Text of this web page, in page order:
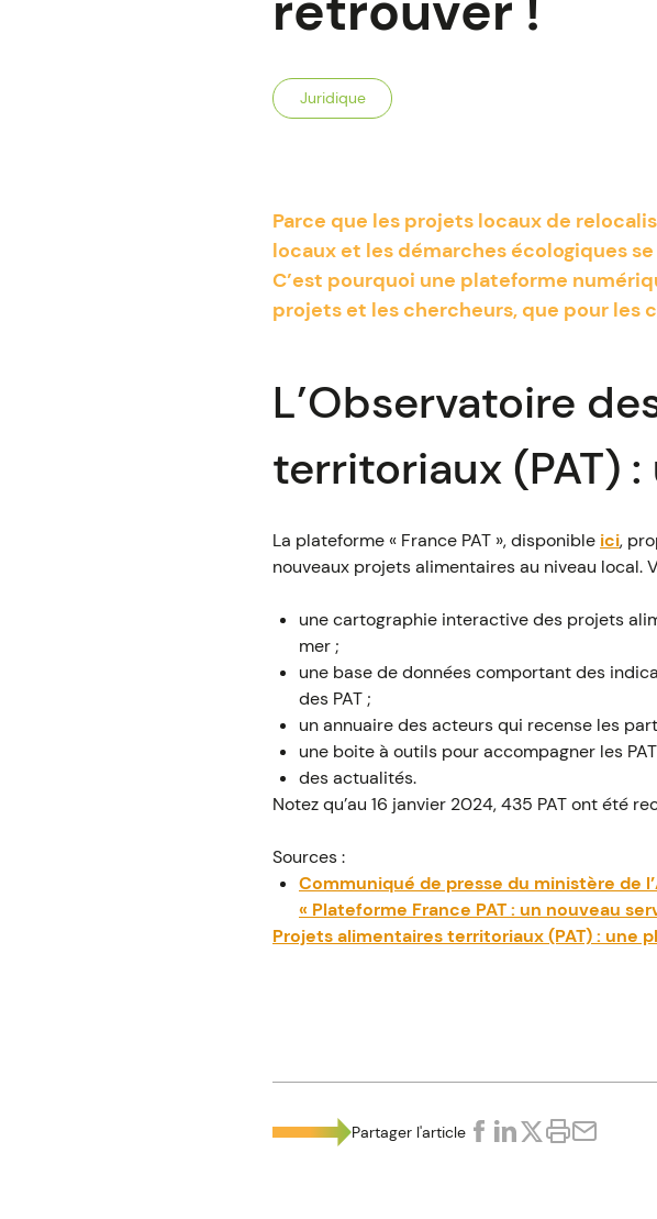
Juridique
Parce que les projets locaux de
locaux et les démarches écologiques
C’est pourquoi une plateforme
projets et les chercheurs, que pour les
L’Observatoire
territoriaux (PAT)
La plateforme « France PAT », disponible ici,
nouveaux projets alimentaires au niveau local.
une cartographie interactive des projets
mer ;
une base de données comportant des
des PAT ;
un annuaire des acteurs qui recense les
une boite à outils pour accompagner les
des actualités.
Notez qu’au 16 janvier 2024, 435 PAT ont été
Sources :
Communiqué de presse du ministère de
« Plateforme France PAT : un nouveau
Projets alimentaires territoriaux (PAT) : une
Partager l'article